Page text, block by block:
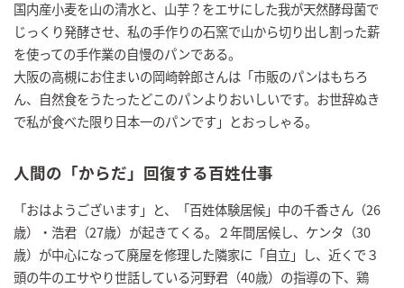
国内産小麦を山の清水と、山芋？をエサにした我が天然酵母菌で
じっくり発酵させ、私の手作りの石窯で山から切り出し割った薪
を使っての手作業の自慢のパンである。
大阪の高槻にお住まいの岡崎幹郎さんは「市販のパンはもちろ
ん、自然食をうたったどこのパンよりおいしいです。お世辞ぬき
で私が食べた限り日本一のパンです」とおっしゃる。
人間の「からだ」回復する百姓仕事
「おはようございます」と、「百姓体験居候」中の千香さん（26
歳）・浩君（27歳）が起きてくる。２年間居候し、ケンタ（30
歳）が中心になって廃屋を修理した隣家に「自立」し、近くで３
頭の牛のエサやり世話している河野君（40歳）の指導の下、鶏